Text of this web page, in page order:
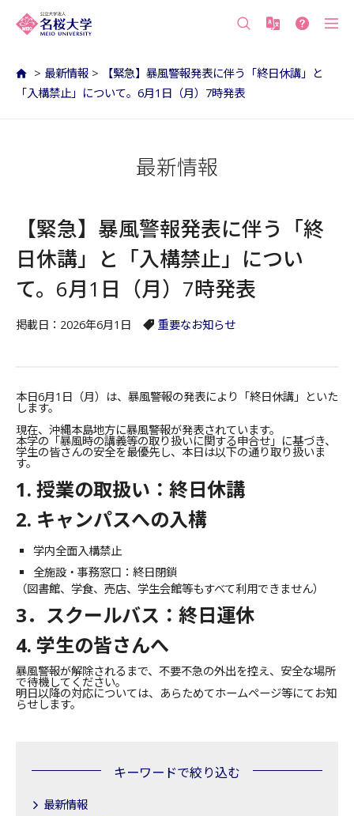
> 最新情報 >
【緊急】暴風警報発表に伴う「終日休講」と
「入構禁止」について。6月1日（月）7時発表
最新情報
【緊急】暴風警報発表に伴う「終
日休講」と「入構禁止」につい
て。6月1日（月）7時発表
掲載日：2026年6月1日 重要なお知らせ
本日6月1日（月）は、暴風警報の発表により「終日休講」 といた
します。
現在、沖縄本島地方に暴風警報が発表されています。
本学の「暴風時の講義等の取り扱いに関する申合せ」に基づき、
学生の皆さんの安全を最優先し、本日は以下の通り取り扱いま
す。
1. 授業の取扱い：終日休講
2. キャンパスへの入構
学内全面入構禁止
全施設・事務窓口：終日閉鎖
（図書館、学食、売店、学生会館等もすべて利用できません）
3．スクールバス：終日運休
4. 学生の皆さんへ
暴風警報が解除されるまで、不要不急の外出を控え、 安全な場所
で待機してください。
明日以降の対応については、 あらためてホームページ等にてお知
らせします。
キーワードで絞り込む
最新情報